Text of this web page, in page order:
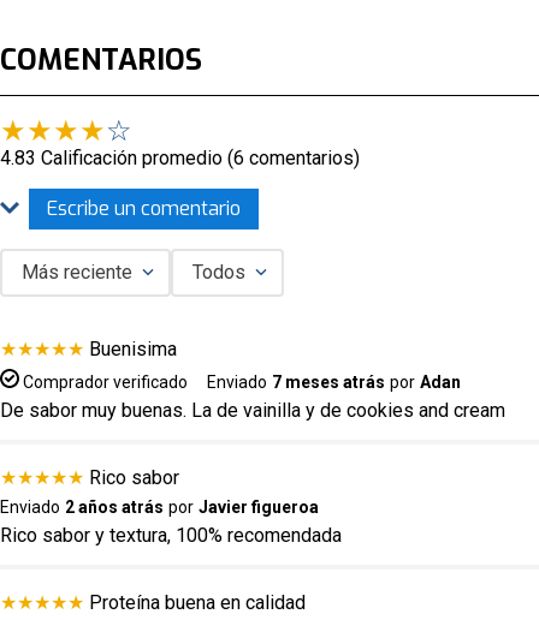
COMENTARIOS
★★★★☆
4.83 Calificación promedio (6 comentarios)
Escribe un comentario
Título
★★★★★
Tu nombre
Más reciente Todos
★★★★★ Buenisima
Comprador verificado Enviado 7 meses atrás por Adan
De sabor muy buenas. La de vainilla y de cookies and cream
★★★★★ Rico sabor
Enviado 2 años atrás por Javier figueroa
Rico sabor y textura, 100% recomendada
★★★★★ Proteína buena en calidad